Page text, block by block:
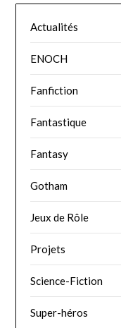
Actualités
ENOCH
Fanfiction
Fantastique
Fantasy
Gotham
Jeux de Rôle
Projets
Science-Fiction
Super-héros